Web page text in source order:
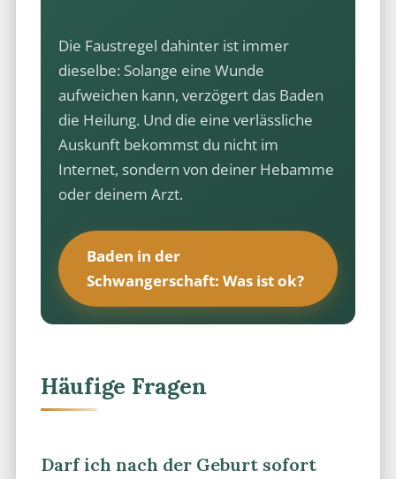
Die Faustregel dahinter ist immer
dieselbe: Solange eine Wunde
aufweichen kann, verzögert das Baden
die Heilung. Und die eine verlässliche
Auskunft bekommst du nicht im
Internet, sondern von deiner Hebamme
oder deinem Arzt.
Baden in der
Schwangerschaft: Was ist ok?
Häufige Fragen
Darf ich nach der Geburt sofort